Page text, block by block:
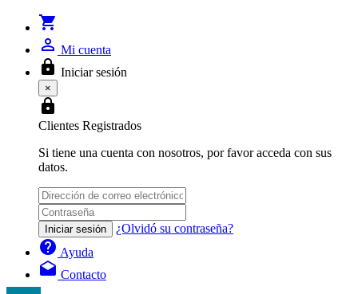
shopping_cart
person_outline Mi cuenta
lock Iniciar sesión
×
lock
Clientes Registrados
Si tiene una cuenta con nosotros, por favor acceda con sus
datos.
Iniciar sesión ¿Olvidó su contraseña?
help Ayuda
drafts Contacto